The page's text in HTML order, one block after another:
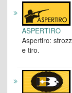
ASPERTIRO
Aspertiro:
e tiro.